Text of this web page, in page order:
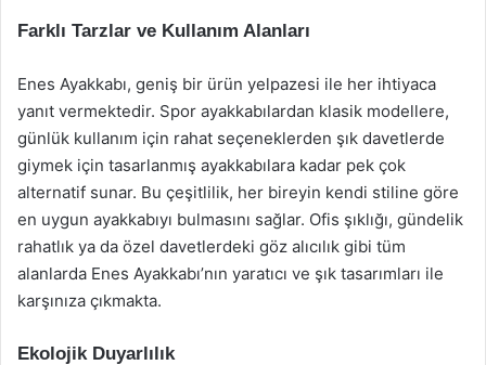
Farklı Tarzlar ve Kullanım Alanları
Enes Ayakkabı, geniş bir ürün yelpazesi ile her ihtiyaca
yanıt vermektedir. Spor ayakkabılardan klasik modellere,
günlük kullanım için rahat seçeneklerden şık davetlerde
giymek için tasarlanmış ayakkabılara kadar pek çok
alternatif sunar. Bu çeşitlilik, her bireyin kendi stiline göre
en uygun ayakkabıyı bulmasını sağlar. Ofis şıklığı, gündelik
rahatlık ya da özel davetlerdeki göz alıcılık gibi tüm
alanlarda Enes Ayakkabı’nın yaratıcı ve şık tasarımları ile
karşınıza çıkmakta.
Ekolojik Duyarlılık